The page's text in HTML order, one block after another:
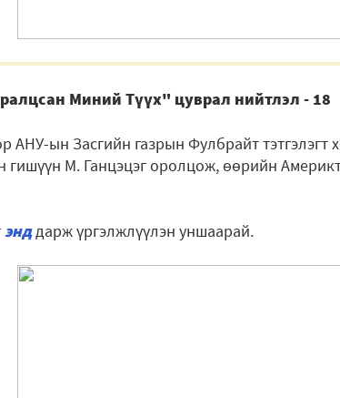
Миний Түүх" цуврал нийтлэл - 18
АНУ-ын Засгийн газрын Фулбрайт тэтгэлэгт
М. Ганцэцэг оролцож, өөрийн Америкт
энддарж үргэлжлүүлэн уншаарай.